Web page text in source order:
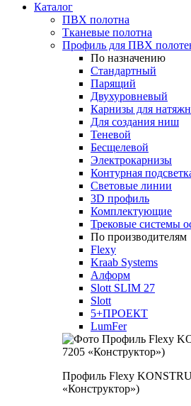
Каталог
ПВХ полотна
Тканевые полотна
Профиль для ПВХ
По назначению
Стандартный
Парящий
Двухуровневый
Карнизы для
Для создания ниш
Теневой
Бесщелевой
Электрокарнизы
Контурная
Световые линии
3D профиль
Комплектующие
Трековые системы
По производителям
Flexy
Kraab Systems
Алформ
Slott SLIM 27
Slott
5+ПРОЕКТ
LumFer
Профиль Flexy
«Конструктор»)